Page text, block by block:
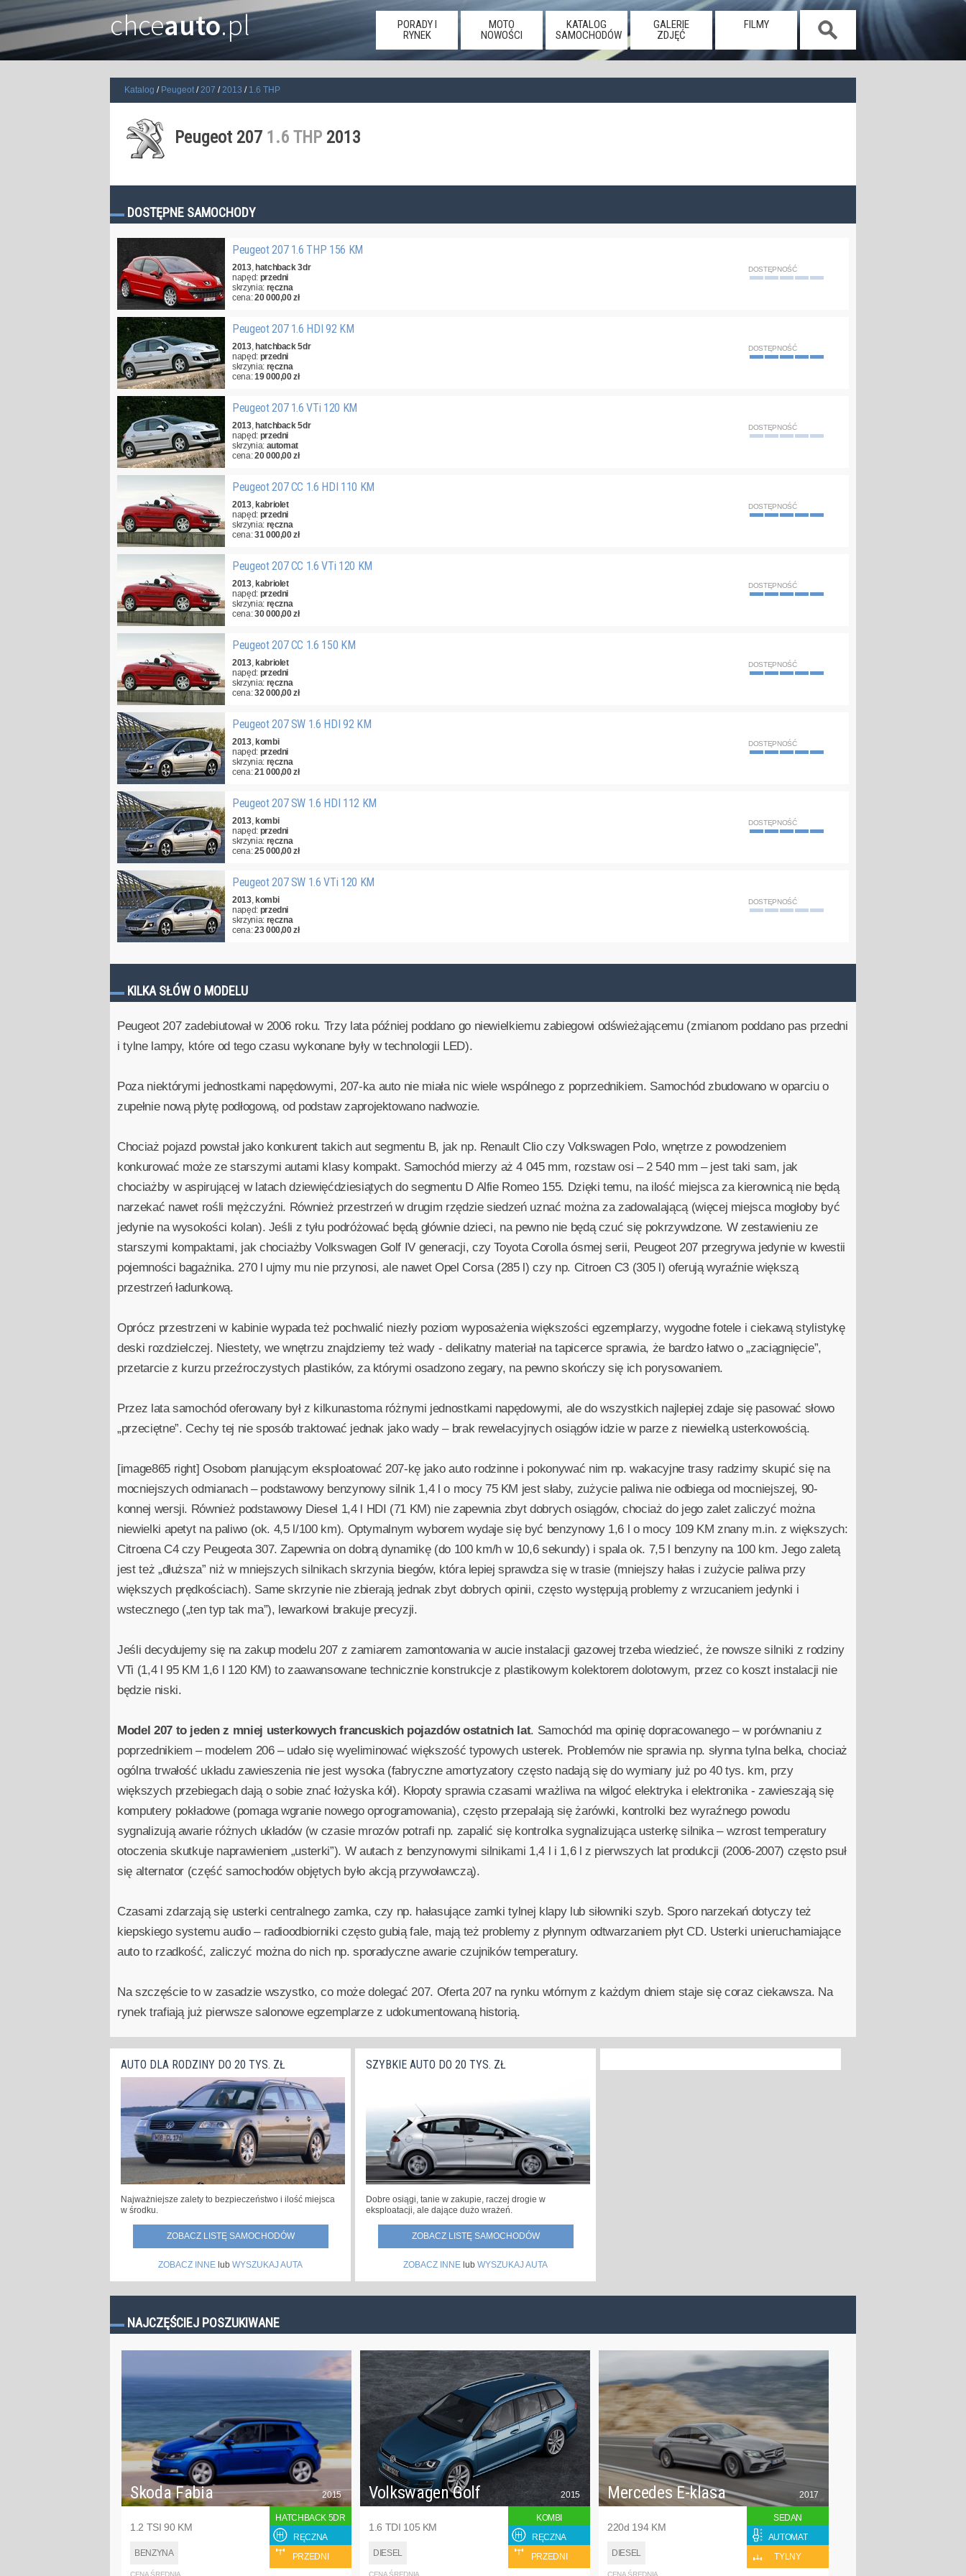
chceauto.pl
PORADY I
RYNEK
MOTO
NOWOŚCI
KATALOG
SAMOCHODÓW
GALERIE
ZDJĘĆ
FILMY
Katalog Peugeot 207 2013 1.6 THP
Peugeot 207 1.6 THP 2013
DOSTĘPNE SAMOCHODY
Peugeot 207 1.6 THP 156 KM
2013, hatchback 3dr
napęd: przedni
skrzynia: ręczna
cena:20 000,00 zł
DOSTĘPNOŚĆ
Peugeot 207 1.6 HDI 92 KM
2013, hatchback 5dr
napęd: przedni
skrzynia: ręczna
cena:19 000,00 zł
DOSTĘPNOŚĆ
Peugeot 207 1.6 VTi 120 KM
2013, hatchback 5dr
napęd: przedni
skrzynia: automat
cena:20 000,00 zł
DOSTĘPNOŚĆ
Peugeot 207 CC 1.6 HDI 110 KM
2013, kabriolet
napęd: przedni
skrzynia: ręczna
cena:31 000,00 zł
DOSTĘPNOŚĆ
Peugeot 207 CC 1.6 VTi 120 KM
2013, kabriolet
napęd: przedni
skrzynia: ręczna
cena:30 000,00 zł
DOSTĘPNOŚĆ
Peugeot 207 CC 1.6 150 KM
2013, kabriolet
napęd: przedni
skrzynia: ręczna
cena:32 000,00 zł
DOSTĘPNOŚĆ
Peugeot 207 SW 1.6 HDI 92 KM
2013, kombi
napęd: przedni
skrzynia: ręczna
cena:21 000,00 zł
DOSTĘPNOŚĆ
Peugeot 207 SW 1.6 HDI 112 KM
2013, kombi
napęd: przedni
skrzynia: ręczna
cena:25 000,00 zł
DOSTĘPNOŚĆ
Peugeot 207 SW 1.6 VTi 120 KM
2013, kombi
napęd: przedni
skrzynia: ręczna
cena:23 000,00 zł
DOSTĘPNOŚĆ
KILKA SŁÓW O MODELU
Peugeot 207 zadebiutował w 2006 roku. Trzy lata później poddano go niewielkiemu zabiegowi odświeżającemu (zmianom poddano pas przedni
i tylne lampy, które od tego czasu wykonane były w technologii LED).
Poza niektórymi jednostkami napędowymi, 207-ka auto nie miała nic wiele wspólnego z poprzednikiem. Samochód zbudowano w oparciu o
zupełnie nową płytę podłogową, od podstaw zaprojektowano nadwozie.
Chociaż pojazd powstał jako konkurent takich aut segmentu B, jak np. Renault Clio czy Volkswagen Polo, wnętrze z powodzeniem
konkurować może ze starszymi autami klasy kompakt. Samochód mierzy aż 4 045 mm, rozstaw osi – 2 540 mm – jest taki sam, jak
chociażby w aspirującej w latach dziewięćdziesiątych do segmentu D Alfie Romeo 155. Dzięki temu, na ilość miejsca za kierownicą nie będą
narzekać nawet rośli mężczyźni. Również przestrzeń w drugim rzędzie siedzeń uznać można za zadowalającą (więcej miejsca mogłoby być
jedynie na wysokości kolan). Jeśli z tyłu podróżować będą głównie dzieci, na pewno nie będą czuć się pokrzywdzone. W zestawieniu ze
starszymi kompaktami, jak chociażby Volkswagen Golf IV generacji, czy Toyota Corolla ósmej serii, Peugeot 207 przegrywa jedynie w kwestii
pojemności bagażnika. 270 l ujmy mu nie przynosi, ale nawet Opel Corsa (285 l) czy np. Citroen C3 (305 l) oferują wyraźnie większą
przestrzeń ładunkową.
Oprócz przestrzeni w kabinie wypada też pochwalić niezły poziom wyposażenia większości egzemplarzy, wygodne fotele i ciekawą stylistykę
deski rozdzielczej. Niestety, we wnętrzu znajdziemy też wady - delikatny materiał na tapicerce sprawia, że bardzo łatwo o „zaciągnięcie”,
przetarcie z kurzu przeźroczystych plastików, za którymi osadzono zegary, na pewno skończy się ich porysowaniem.
Przez lata samochód oferowany był z kilkunastoma różnymi jednostkami napędowymi, ale do wszystkich najlepiej zdaje się pasować słowo
„przeciętne”. Cechy tej nie sposób traktować jednak jako wady – brak rewelacyjnych osiągów idzie w parze z niewielką usterkowością.
[image865 right] Osobom planującym eksploatować 207-kę jako auto rodzinne i pokonywać nim np. wakacyjne trasy radzimy skupić się na
mocniejszych odmianach – podstawowy benzynowy silnik 1,4 l o mocy 75 KM jest słaby, zużycie paliwa nie odbiega od mocniejszej, 90-
konnej wersji. Również podstawowy Diesel 1,4 l HDI (71 KM) nie zapewnia zbyt dobrych osiągów, chociaż do jego zalet zaliczyć można
niewielki apetyt na paliwo (ok. 4,5 l/100 km). Optymalnym wyborem wydaje się być benzynowy 1,6 l o mocy 109 KM znany m.in. z większych:
Citroena C4 czy Peugeota 307. Zapewnia on dobrą dynamikę (do 100 km/h w 10,6 sekundy) i spala ok. 7,5 l benzyny na 100 km. Jego zaletą
jest też „dłuższa” niż w mniejszych silnikach skrzynia biegów, która lepiej sprawdza się w trasie (mniejszy hałas i zużycie paliwa przy
większych prędkościach). Same skrzynie nie zbierają jednak zbyt dobrych opinii, często występują problemy z wrzucaniem jedynki i
wstecznego („ten typ tak ma”), lewarkowi brakuje precyzji.
Jeśli decydujemy się na zakup modelu 207 z zamiarem zamontowania w aucie instalacji gazowej trzeba wiedzieć, że nowsze silniki z rodziny
VTi (1,4 l 95 KM 1,6 l 120 KM) to zaawansowane technicznie konstrukcje z plastikowym kolektorem dolotowym, przez co koszt instalacji nie
będzie niski.
Model 207 to jeden z mniej usterkowych francuskich pojazdów ostatnich lat. Samochód ma opinię dopracowanego – w porównaniu z
poprzednikiem – modelem 206 – udało się wyeliminować większość typowych usterek. Problemów nie sprawia np. słynna tylna belka, chociaż
ogólna trwałość układu zawieszenia nie jest wysoka (fabryczne amortyzatory często nadają się do wymiany już po 40 tys. km, przy
większych przebiegach dają o sobie znać łożyska kół). Kłopoty sprawia czasami wrażliwa na wilgoć elektryka i elektronika - zawieszają się
komputery pokładowe (pomaga wgranie nowego oprogramowania), często przepalają się żarówki, kontrolki bez wyraźnego powodu
sygnalizują awarie różnych układów (w czasie mrozów potrafi np. zapalić się kontrolka sygnalizująca usterkę silnika – wzrost temperatury
otoczenia skutkuje naprawieniem „usterki”). W autach z benzynowymi silnikami 1,4 l i 1,6 l z pierwszych lat produkcji (2006-2007) często psuł
się alternator (część samochodów objętych było akcją przywoławczą).
Czasami zdarzają się usterki centralnego zamka, czy np. hałasujące zamki tylnej klapy lub siłowniki szyb. Sporo narzekań dotyczy też
kiepskiego systemu audio – radioodbiorniki często gubią fale, mają też problemy z płynnym odtwarzaniem płyt CD. Usterki unieruchamiające
auto to rzadkość, zaliczyć można do nich np. sporadyczne awarie czujników temperatury.
Na szczęście to w zasadzie wszystko, co może dolegać 207. Oferta 207 na rynku wtórnym z każdym dniem staje się coraz ciekawsza. Na
rynek trafiają już pierwsze salonowe egzemplarze z udokumentowaną historią.
AUTO DLA RODZINY DO 20 TYS. ZŁ
Najważniejsze zalety to bezpieczeństwo i ilość miejsca
w środku.
ZOBACZ LISTĘ SAMOCHODÓW
ZOBACZ INNE lub WYSZUKAJ AUTA
SZYBKIE AUTO DO 20 TYS. ZŁ
Dobre osiągi, tanie w zakupie, raczej drogie w
eksploatacji, ale dające dużo wrażeń.
ZOBACZ LISTĘ SAMOCHODÓW
ZOBACZ INNE lub WYSZUKAJ AUTA
NAJCZĘŚCIEJ POSZUKIWANE
Skoda Fabia
1.2 TSI 90 KM
BENZYNA
2015
HATCHBACK 5DR
RĘCZNA
PRZEDNI
CENA ŚREDNIA
Volkswagen Golf
1.6 TDI 105 KM
DIESEL
2015
KOMBI
RĘCZNA
PRZEDNI
CENA ŚREDNIA
Mercedes E-klasa
220d 194 KM
DIESEL
2017
SEDAN
AUTOMAT
TYLNY
CENA ŚREDNIA